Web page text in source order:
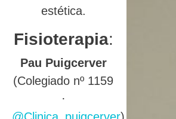
estética.
Fisioterapia:
Pau Puigcerver
(Colegiado nº 1159
·